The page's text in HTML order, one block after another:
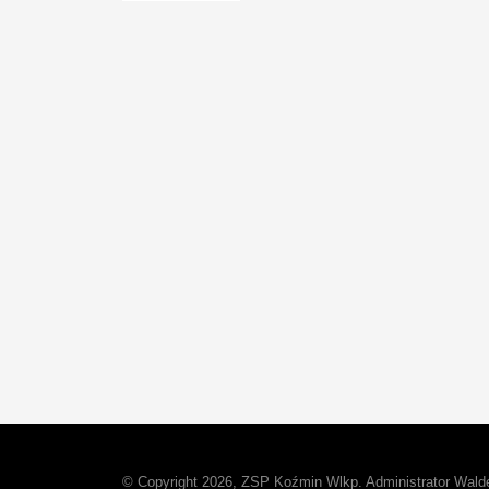
© Copyright 2026, ZSP Koźmin Wlkp. Administrator